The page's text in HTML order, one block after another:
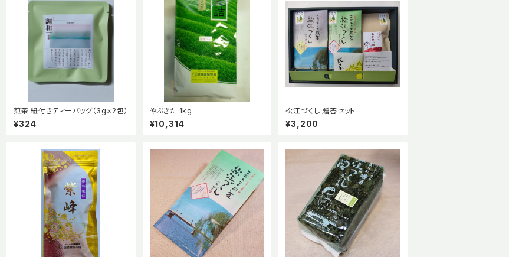
煎茶 紐付きティーバッグ（3g×2包）
¥324
やぶきた 1kg
¥10,314
松江づくし 贈答セット
¥3,200